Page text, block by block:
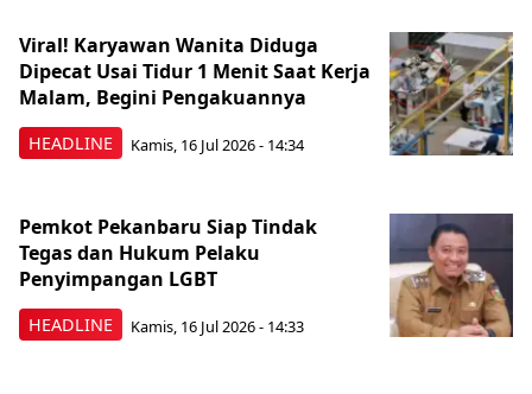
HEADLINE
Viral! Karyawan Wanita Diduga
Dipecat Usai Tidur 1 Menit Saat Kerja
Malam, Begini Pengakuannya
Kamis, 16 Jul 2026 - 14:34
HEADLINE
Pemkot Pekanbaru Siap Tindak
Tegas dan Hukum Pelaku
Penyimpangan LGBT
Kamis, 16 Jul 2026 - 14:33